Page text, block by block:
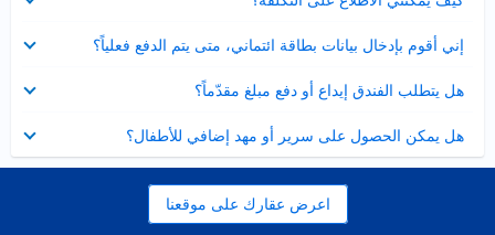
مصغر
إني أقوم بإدخال بيانات بطاقة ائتماني، متى يتم الدفع فعلياً؟
مصغر
هل يتطلب الفندق إيداع أو دفع مبلغ مقدّماً؟
مصغر
هل يمكن الحصول على سرير أو مهد إضافي للأطفال؟
مصغر
اعرض عقارك على موقعنا